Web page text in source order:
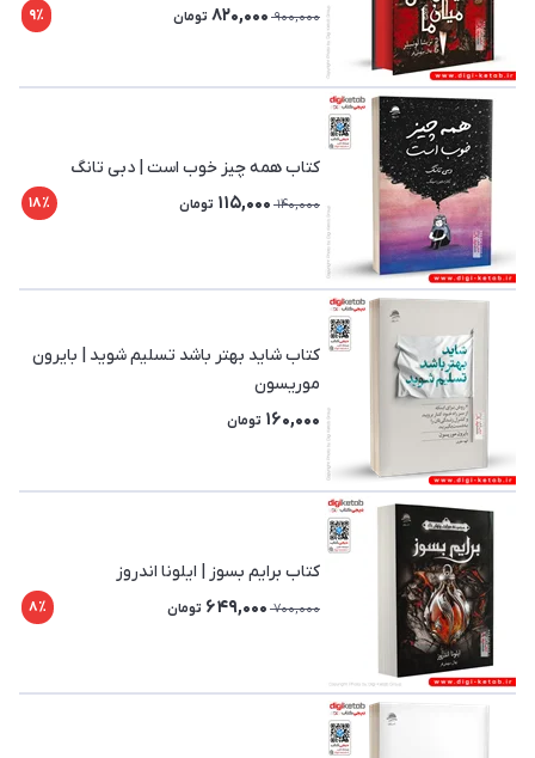
900,000
820,000 تومان 9٪
کتاب همه چیز خوب است | دبی تانگ
140,000
115,000 تومان 18٪
کتاب شاید بهتر باشد تسلیم شوید | بایرون
موریسون
160,000 تومان
کتاب برایم بسوز | ایلونا اندروز
700,000
649,000 تومان 8٪